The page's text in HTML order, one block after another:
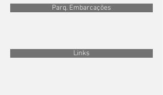
Parq. Embarcações
Links